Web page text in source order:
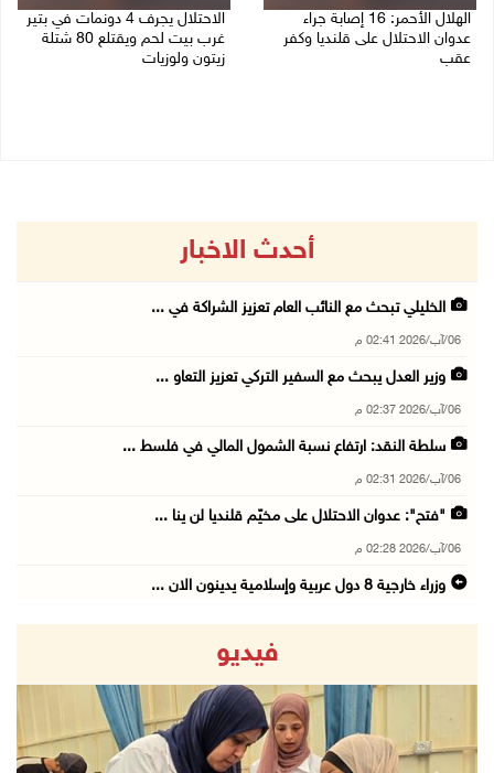
الهلال الأحمر: 16 إصابة جراء
عدوان الاحتلال على قلنديا وكفر
عقب
الاحتلال يجرف 4 دونمات في بتير
غرب بيت لحم ويقتلع 80 شتلة
زيتون ولوزيات
أحدث الاخبار
الخليلي تبحث مع النائب العام تعزيز الشراكة في ...
06/آب/2026 02:41 م
وزير العدل يبحث مع السفير التركي تعزيز التعاو ...
06/آب/2026 02:37 م
سلطة النقد: ارتفاع نسبة الشمول المالي في فلسط ...
06/آب/2026 02:31 م
"فتح": عدوان الاحتلال على مخيّم قلنديا لن ينا ...
06/آب/2026 02:28 م
وزراء خارجية 8 دول عربية وإسلامية يدينون الان ...
الاحتلال يسلّم إخطارات بهدم منازل ومنشآت في ج ...
06/آب/2026 02:02 م
افتتاح سوق الباذنجان البتيري السنوي في بتير غ ...
06/آب/2026 01:50 م
فيديو